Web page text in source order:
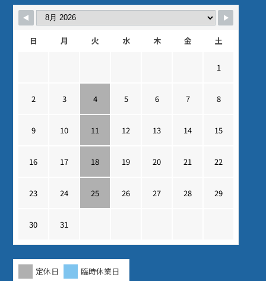
日 月 火 水 木 金 土
1
2 3 4 5 6 7 8
9 10 11 12 13 14 15
16 17 18 19 20 21 22
23 24 25 26 27 28 29
30 31
定休日 臨時休業日